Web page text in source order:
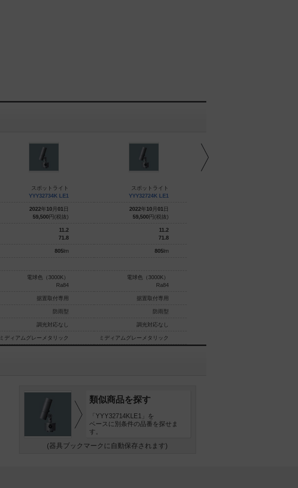
スポットライト
YYY32734K LE1
2022年10月 01 日
59,500円(税抜)
11.2
71.8
805lm
電球色（3000K）
Ra84
据置取付専用
防雨型
調光対応なし
ミディアムグレーメタリック
スポットライト
YYY32724K LE1
2022年10月 01 日
59,500円(税抜)
11.2
71.8
805lm
電球色（3000K）
Ra84
据置取付専用
防雨型
調光対応なし
ミディアムグレーメタリック
類似商品を探す
「YYY32714KLE1」を
ベースに別条件の品番を探せま
す。
(器具ブックマークに自動保存されます)